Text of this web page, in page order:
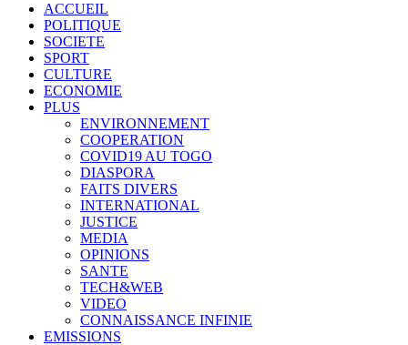
ACCUEIL
POLITIQUE
SOCIETE
SPORT
CULTURE
ECONOMIE
PLUS
ENVIRONNEMENT
COOPERATION
COVID19 AU TOGO
DIASPORA
FAITS DIVERS
INTERNATIONAL
JUSTICE
MEDIA
OPINIONS
SANTE
TECH&WEB
VIDEO
CONNAISSANCE INFINIE
EMISSIONS